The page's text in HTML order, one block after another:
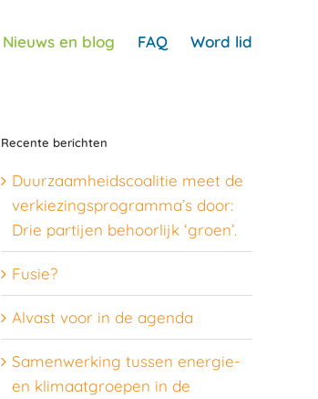
Nieuws en blog FAQ Word lid
Recente berichten
Duurzaamheidscoalitie meet de
verkiezingsprogramma’s door:
Drie partijen behoorlijk ‘groen’.
Fusie?
Alvast voor in de agenda
Samenwerking tussen energie-
en klimaatgroepen in de